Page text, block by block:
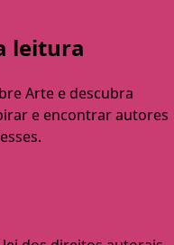
leitura
Arte e descubra
e encontrar autores